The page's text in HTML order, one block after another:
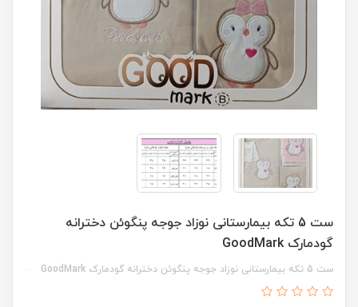
ست 5 تکه بیمارستانی نوزاد جوجه پنگوئن دخترانه
گودمارک GoodMark
ست 5 تکه بیمارستانی نوزاد جوجه پنگوئن دخترانه گودمارک GoodMark